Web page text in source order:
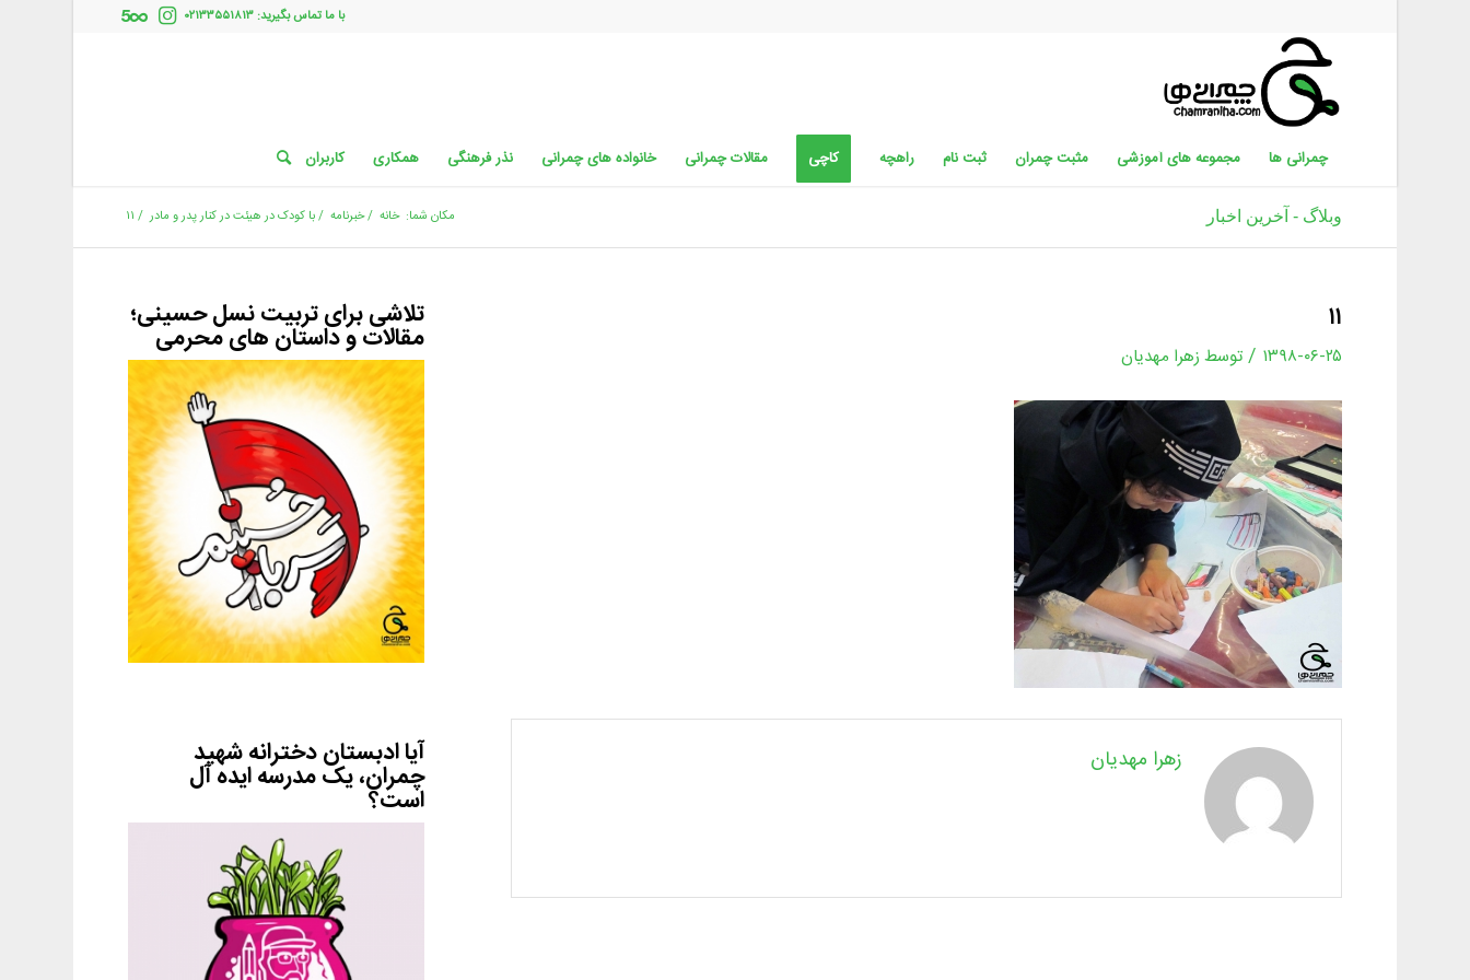
با ما تماس بگیرید: ۰۲۱۳۳۵۵۱۸۱۳
چمرانی ها مجموعه های آموزشی مثبت چمران ثبت نام راهچه کاچی مقالات چمرانی خانواده های چمرانی نذر فرهنگی همکاری کاربران
وبلاگ - آخرین اخبار مکان شما: خانه /خبرنامه /با کودک در هیئت در کنار پدر و مادر / ۱۱
۱۱
۱۳۹۸-۰۶-۲۵ / توسط زهرا مهدیان
زهرا مهدیان
تلاشی برای تربیت نسل حسینی؛
مقالات و داستان های محرمی
آیا ادبستان دخترانه شهید
چمران، یک مدرسه ایده آل
است؟